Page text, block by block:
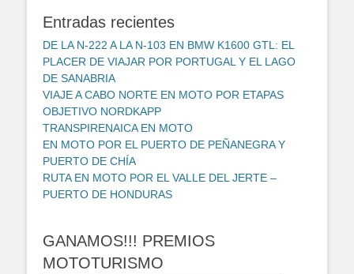
Entradas recientes
DE LA N-222 A LA N-103 EN BMW K1600 GTL: EL
PLACER DE VIAJAR POR PORTUGAL Y EL LAGO
DE SANABRIA
VIAJE A CABO NORTE EN MOTO POR ETAPAS
OBJETIVO NORDKAPP
TRANSPIRENAICA EN MOTO
EN MOTO POR EL PUERTO DE PEÑANEGRA Y
PUERTO DE CHÍA
RUTA EN MOTO POR EL VALLE DEL JERTE –
PUERTO DE HONDURAS
GANAMOS!!! PREMIOS
MOTOTURISMO